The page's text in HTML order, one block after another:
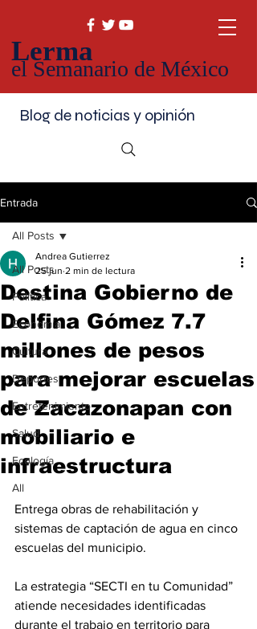
Lerma
el Semanario de México
Blog de noticias y opinión
Entrada
All Posts
Política
Economía
Cultura
Deportes
Entretenimiento
Salud
Ecología
All
All Posts
Destina Gobierno de
Delfina Gómez 7.7
millones de pesos
para mejorar escuelas
de Zacazonapan con
mobiliario e
infraestructura
Andrea Gutierrez
25 jun 2 min de lectura
Entrega obras de rehabilitación y
sistemas de captación de agua en cinco
escuelas del municipio.
La estrategia “SECTI en tu Comunidad”
atiende necesidades identificadas
durante el trabajo en territorio para